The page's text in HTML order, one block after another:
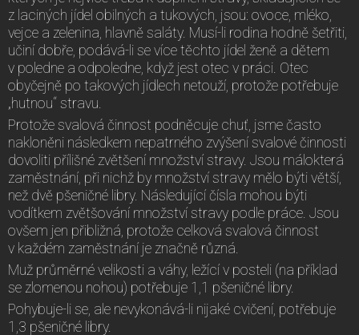
z laciných jídel obilných a tukových, jsou: ovoce, mléko,
vejce a zelenina, hlavně saláty. Musí-li rodina hodně šetřiti,
učiní dobře, podává-li se více těchto jídel ženě a dětem
v poledne a odpoledne, když jest otec v práci. Otec
obyčejně po takových jídlech netouží, protože potřebuje
„hutnou“ stravu.
Protože svalová činnost podněcuje chuť, jsme často
nakloněni následkem nepatrného zvýšení svalové činnosti
dovoliti přílišné zvětšení množství stravy. Jsou málokterá
zaměstnání, při nichž by množství stravy mělo býti větší,
než dvě pšeničné libry. Následující čísla mohou býti
vodítkem zvětšování množství stravy podle práce. Jsou
ovšem jen přibližná, protože celková svalová činnost
v každém zaměstnání je značně různá.
Muž průměrné velikosti a váhy, ležící v posteli (na příklad
se zlomenou nohou) potřebuje 1,1 pšeničné libry.
Pohybuje-li se, ale nevykonává-li nijaké cvičení, potřebuje
1,3 pšeničné libry.